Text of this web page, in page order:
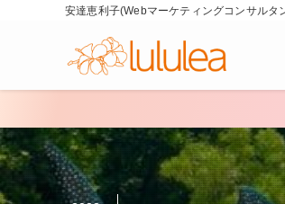
安達恵利子(Webマーケティングコンサルタ